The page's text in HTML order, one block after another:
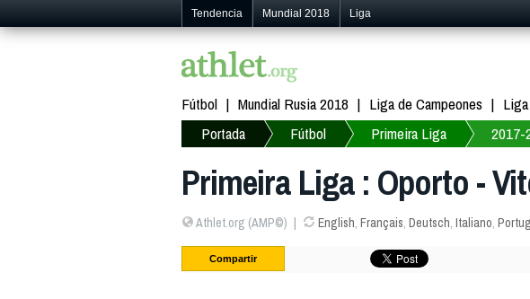
Tendencia Mundial 2018 Liga
Fútbol Mundial Rusia 2018 Liga de Campeones Liga
Portada
Fútbol Primeira Liga 2017-
Primeira Liga : Oporto -
Athlet.org (AMP©) English, Français, Deutsch, Italiano,
Compartir